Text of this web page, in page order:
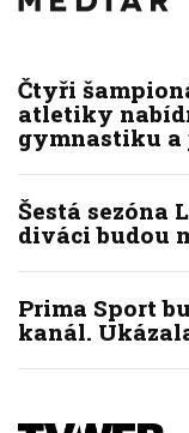
Čtyři
atletiky
gymnastiku a
Šestá sezóna
diváci budou
Prima Sport
kanál.